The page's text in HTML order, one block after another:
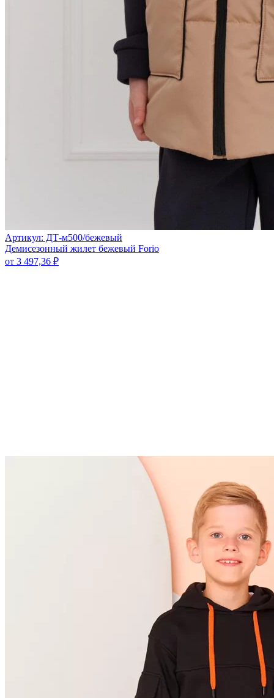
Артикул: ДТ-м500/бежевый
Демисезонный жилет бежевый Forio
от 3 497,36 ₽